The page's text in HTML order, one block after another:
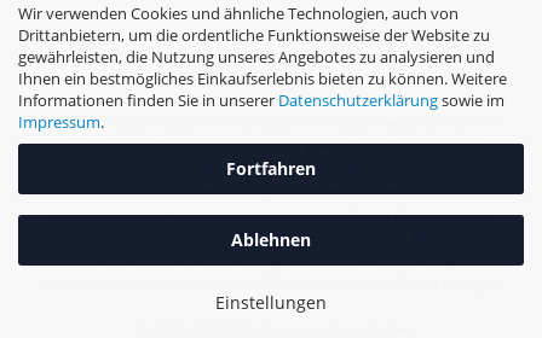
Wir verwenden Cookies und ähnliche Technologien, auch von
Drittanbietern, um die ordentliche Funktionsweise der Website zu
gewährleisten, die Nutzung unseres Angebotes zu analysieren und
Ihnen ein bestmögliches Einkaufserlebnis bieten zu können. Weitere
Informationen finden Sie in unserer Datenschutzerklärungsowie im
Impressum.
Fortfahren
Ablehnen
Einstellungen
Die Inhalte dieser Seiten sind urheberrechtlich, als wesentliche Teile
von Datenbanken oder als sonstige gewerbliche Schutzrechte
geschützt. Alle Rechte vorbehalten.
Nachdrucke, öffentliches Zugänglichmachen, insbesondere durch
Aufnahme in fremde Internetangebote und Online Dienste sowie
Vervielfältigungen auf Datenträger aller Art, z.B. CD- ROM, DVD-